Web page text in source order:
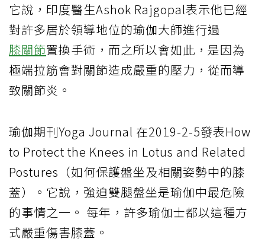
它說，印度醫生Ashok Rajgopal表示他已經
對許多居於領導地位的瑜伽大師進行過
膝關節置換手術，而之所以會如此，是因為
極端拉筋會對關節造成嚴重的壓力，從而導
致關節炎。
瑜伽期刊Yoga Journal 在2019-2-5發表How
to Protect the Knees in Lotus and Related
Postures（如何保護盤坐及相關姿勢中的膝
蓋）。它說，強迫雙腿盤坐是瑜伽中最危險
的事情之一。 每年，許多瑜伽士都以這種方
式嚴重傷害膝蓋。